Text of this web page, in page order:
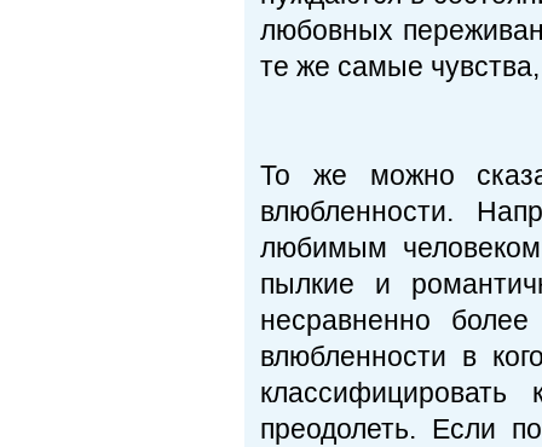
любовных
те же самые
То же можно
влюбленности.
любимым
пылкие и
несравненно
влюбленности в
преодолеть. Если